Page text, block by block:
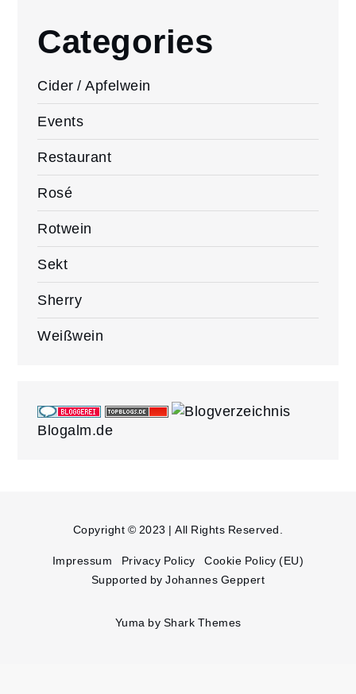
Categories
Cider / Apfelwein
Events
Restaurant
Rosé
Rotwein
Sekt
Sherry
Weißwein
Blogalm.de
Copyright © 2023 | All Rights Reserved.
Impressum Privacy Policy
Cookie Policy (EU)
Supported by Johannes Geppert
Yuma by Shark Themes